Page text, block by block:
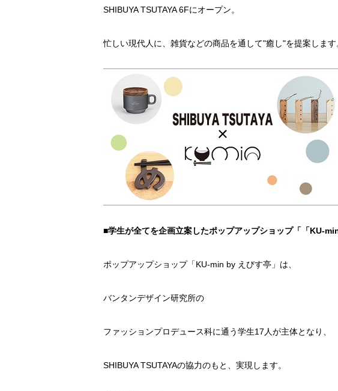
SHIBUYA TSUTAYA 6Fにオープン。
忙しい現代人に、雑貨などの商品を通して"癒し"を提案します
■学生が全てを企画立案したポップアップショップ「「KU-
ポップアップショップ「KU-min by えびす亭」は、
バンタンデザイン研究所の
ファッションプロデュース科に通う学生17人が主体となり、
SHIBUYA TSUTAYAの協力のもと、実現します。